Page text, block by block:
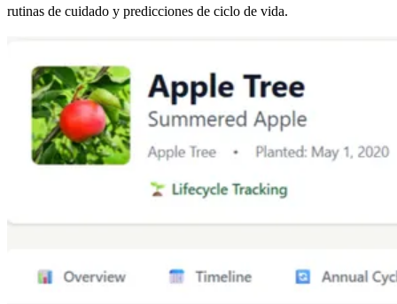
rutinas de cuidado y predicciones de ciclo de vida.